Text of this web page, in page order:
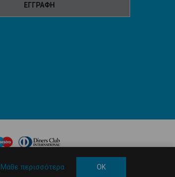
Μάθε περισσότερα OK